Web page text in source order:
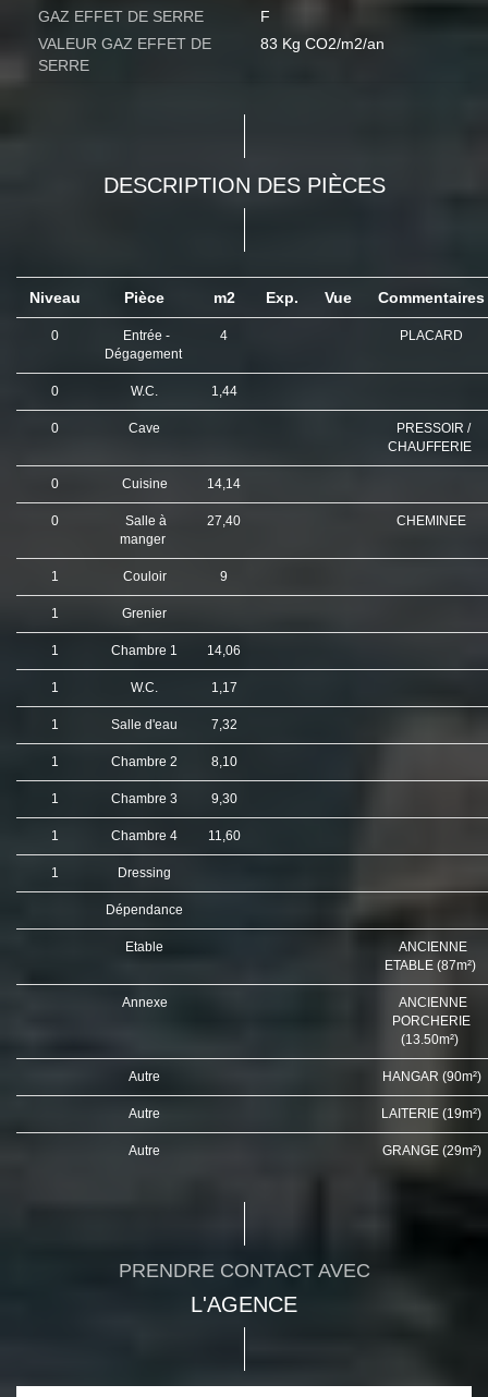
GAZ EFFET DE SERRE
F
VALEUR GAZ EFFET DE
SERRE
83 Kg CO2/m2/an
DESCRIPTION DES PIÈCES
Niveau Pièce m2 Exp. Vue Commentaires
0
Entrée -
Dégagement
4 PLACARD
0 W.C. 1,44
0 Cave
PRESSOIR /
CHAUFFERIE
0 Cuisine 14,14
0
Salle à
manger
27,40 CHEMINEE
1 Couloir 9
1 Grenier
1 Chambre 1 14,06
1 W.C. 1,17
1 Salle d'eau 7,32
1 Chambre 2 8,10
1 Chambre 3 9,30
1 Chambre 4 11,60
1 Dressing
Dépendance
Etable
ANCIENNE
ETABLE (87m²)
Annexe
ANCIENNE
PORCHERIE
(13.50m²)
Autre HANGAR (90m²)
Autre LAITERIE (19m²)
Autre GRANGE (29m²)
PRENDRE CONTACT AVEC
L'AGENCE